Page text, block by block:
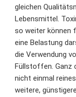
gleichen
Lebensmittel.
so weiter können
eine Belastung
die Verwendung
Füllstoffen. Ganz
nicht einmal
weitere,